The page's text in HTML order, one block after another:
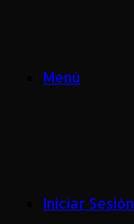
Menú
Iniciar Sesión